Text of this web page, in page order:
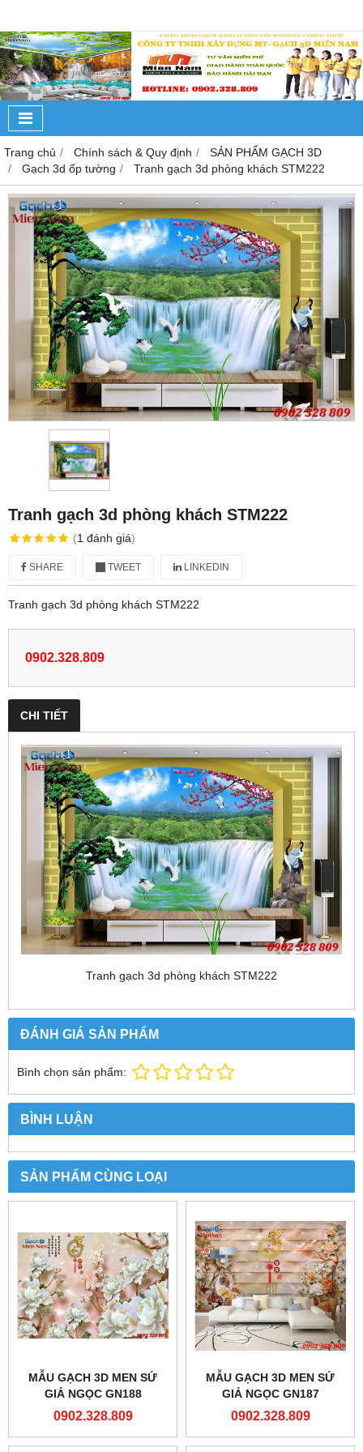
Trang chủ Chính sách & Quy định
SẢN PHẨM GẠCH 3D
Gạch 3d ốp tường
Tranh gạch 3d phòng khách STM222
Tranh gạch 3d phòng khách STM222
(1 đánh giá)
SHARE TWEET LINKEDIN
Tranh gạch 3d phòng khách STM222
0902.328.809
CHI TIẾT
Tranh gạch 3d phòng khách STM222
ĐÁNH GIÁ SẢN PHẨM
Bình chọn sản phẩm:
BÌNH LUẬN
SẢN PHẨM CÙNG LOẠI
MẪU GẠCH 3D MEN SỨ
GIẢ NGỌC GN188
0902.328.809
MẪU GẠCH 3D MEN SỨ
GIẢ NGỌC GN187
0902.328.809